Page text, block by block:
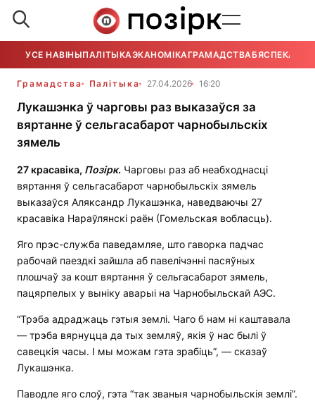
УСЕ НАВІНЫПАЛІТЫКАЭКАНОМІКАГРАМАДСТВАБЯСПЕКА
Грамадства Палітыка 27.04.2026 16:20
Лукашэнка ў чарговы раз выказаўся за
вяртанне ў сельгасабарот чарнобыльскіх
зямель
27 красавіка, Позірк. Чарговы раз аб неабходнасці
вяртання ў сельгасабарот чарнобыльскіх зямель
выказаўся Аляксандр Лукашэнка, наведваючы 27
красавіка Нараўлянскі раён (Гомельская вобласць).
Яго прэс-служба паведамляе, што гаворка падчас
рабочай паездкі зайшла аб павелічэнні пасяўных
плошчаў за кошт вяртання ў сельгасабарот зямель,
пацярпелых у выніку аварыі на Чарнобыльскай АЭС.
“Трэба адраджаць гэтыя землі. Чаго б нам ні каштавала
— трэба вярнуцца да тых земляў, якія ў нас былі ў
савецкія часы. І мы можам гэта зрабіць”, — сказаў
Лукашэнка.
Паводле яго слоў, гэта “так званыя чарнобыльскія землі”.